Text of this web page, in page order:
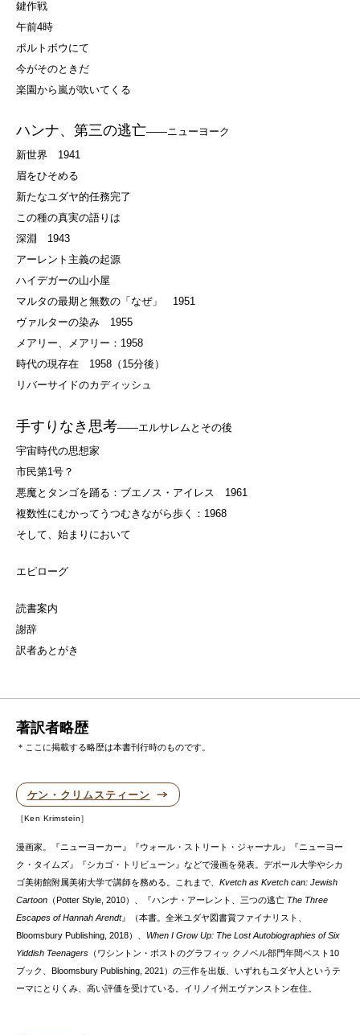
鍵作戦
午前4時
ポルトボウにて
今がそのときだ
楽園から嵐が吹いてくる
ハンナ、第三の逃亡――ニューヨーク
新世界 1941
眉をひそめる
新たなユダヤ的任務完了
この種の真実の語りは
深淵 1943
アーレント主義の起源
ハイデガーの山小屋
マルタの最期と無数の「なぜ」 1951
ヴァルターの染み 1955
メアリー、メアリー：1958
時代の現存在 1958（15分後）
リバーサイドのカディッシュ
手すりなき思考――エルサレムとその後
宇宙時代の思想家
市民第1号？
悪魔とタンゴを踊る：ブエノス・アイレス 1961
複数性にむかってうつむきながら歩く：1968
そして、始まりにおいて
エピローグ
読書案内
謝辞
訳者あとがき
著訳者略歴
＊ここに掲載する略歴は本書刊行時のものです。
ケン・クリムスティーン
Ken Krimstein
漫画家。『ニューヨーカー』『ウォール・ストリート・ジャーナル』『ニューヨー
ク・タイムズ』『シカゴ・トリビューン』などで漫画を発表。デポール大学やシカ
ゴ美術館附属美術大学で講師を務める。これまで、 Kvetch as Kvetch can: Jewish
Cartoon（Potter Style, 2010）、『ハンナ・アーレント、三つの逃亡 The Three
Escapes of Hannah Arendt』（本書。全米ユダヤ図書賞ファイナリスト、
Bloomsbury Publishing, 2018）、
When I Grow Up: The Lost Autobiographies of Six
Yiddish Teenagers（ワシントン・ポストのグラフィッ クノベル部門年間ベスト10
ブック、Bloomsbury Publishing, 2021）の三作を出版、いずれもユダヤ人というテ
ーマにとりくみ、高い評価を受けている。イリノイ州エヴァンストン在住。